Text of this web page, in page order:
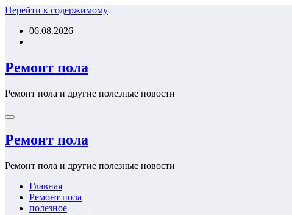
Перейти к содержимому
06.08.2026
Ремонт пола
Ремонт пола и другие полезные новости
Ремонт пола
Ремонт пола и другие полезные новости
Главная
Ремонт пола
полезное